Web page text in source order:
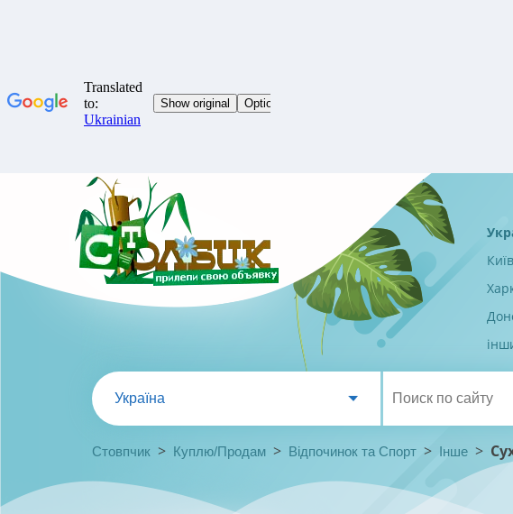
Київ
Україна
Стовпчик > Куплю/Продам > Відпочинок та Спорт > Інше >